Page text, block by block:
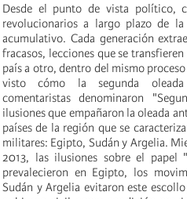
Desde el punto de vista político,
revolucionarios a largo plazo de
acumulativo. Cada generación
fracasos, lecciones que se
país a otro, dentro del mismo
visto cómo la segunda oleada
comentaristas denominaron
ilusiones que empañaron la oleada
países de la región que se
militares: Egipto, Sudán y Argelia.
2013, las ilusiones sobre el papel
prevalecieron en Egipto, los
Sudán y Argelia evitaron este